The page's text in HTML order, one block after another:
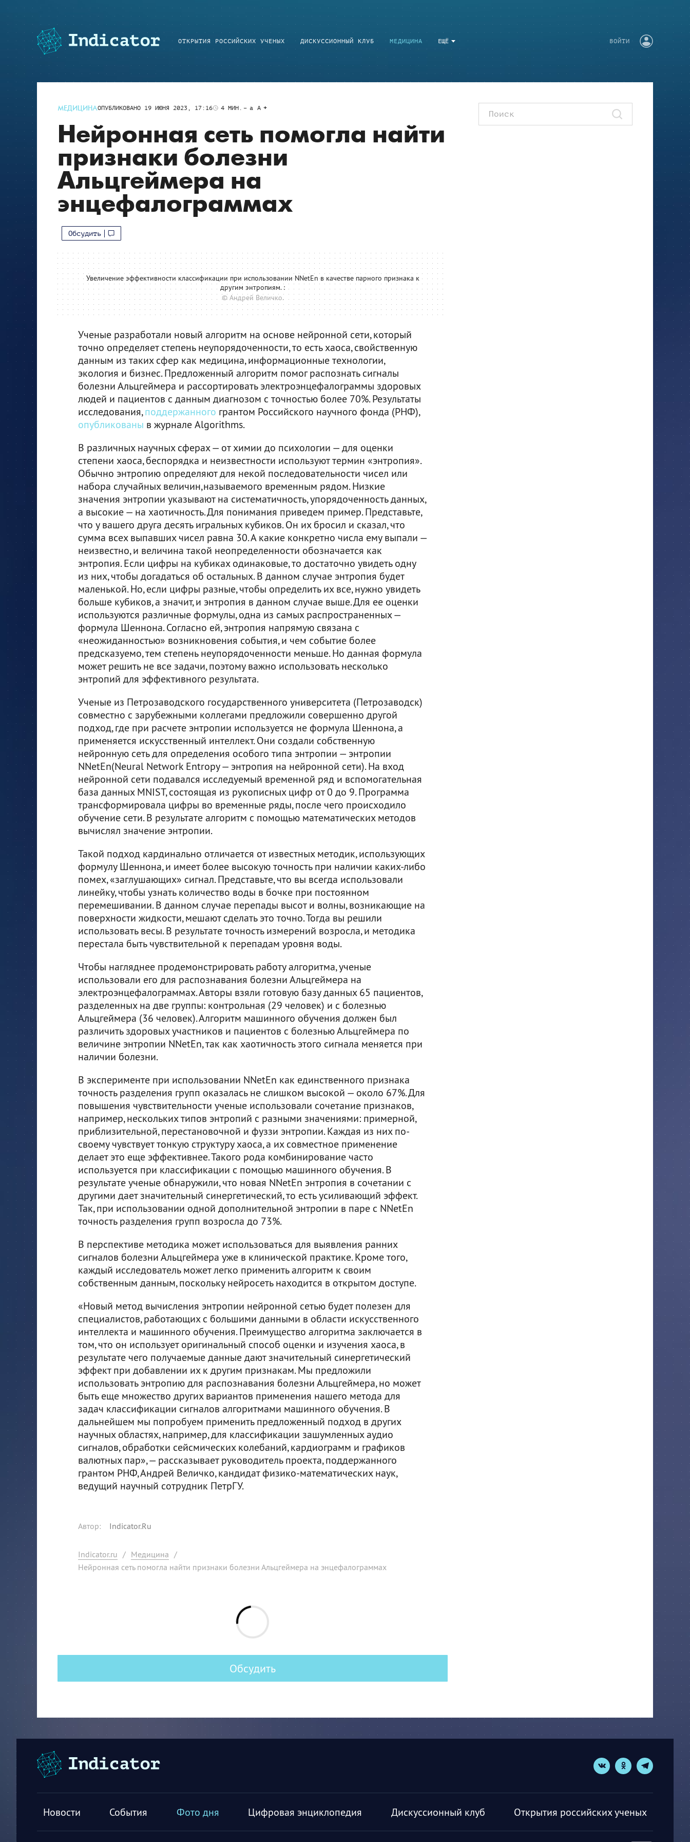
ЕЩЁ
ОТКРЫТИЯ РОССИЙСКИХ УЧЕНЫХ ДИСКУССИОННЫЙ КЛУБ МЕДИЦИНА ВОЙТИ
МЕДИЦИНАОПУБЛИКОВАНО 19 ИЮНЯ 2023, 17:16 4 МИН. a A
Нейронная сеть помогла найти
признаки болезни
Альцгеймера на
энцефалограммах
Обсудить
Увеличение эффективности классификации при использовании NNetEn в качестве парного признака к
другим энтропиям. :
© Андрей Величко.
Ученые разработали новый алгоритм на основе нейронной сети, который
точно определяет степень неупорядоченности, то есть хаоса, свойственную
данным из таких сфер как медицина, информационные технологии,
экология и бизнес. Предложенный алгоритм помог распознать сигналы
болезни Альцгеймера и рассортировать электроэнцефалограммы здоровых
людей и пациентов с данным диагнозом с точностью более 70%. Результаты
исследования,поддержанного грантом Российского научного фонда (РНФ),
опубликованы в журнале Algorithms.
В различных научных сферах — от химии до психологии — для оценки
степени хаоса, беспорядка и неизвестности используют термин «энтропия».
Обычно энтропию определяют для некой последовательности чисел или
набора случайных величин,называемого временным рядом. Низкие
значения энтропии указывают на систематичность, упорядоченность данных,
а высокие — на хаотичность. Для понимания приведем пример. Представьте,
что у вашего друга десять игральных кубиков. Он их бросил и сказал, что
сумма всех выпавших чисел равна 30. А какие конкретно числа ему выпали —
неизвестно, и величина такой неопределенности обозначается как
энтропия. Если цифры на кубиках одинаковые, то достаточно увидеть одну
из них, чтобы догадаться об остальных. В данном случае энтропия будет
маленькой. Но, если цифры разные, чтобы определить их все, нужно увидеть
больше кубиков, а значит, и энтропия в данном случае выше. Для ее оценки
используются различные формулы, одна из самых распространенных —
формула Шеннона. Согласно ей, энтропия напрямую связана с
«неожиданностью» возникновения события, и чем событие более
предсказуемо, тем степень неупорядоченности меньше. Но данная формула
может решить не все задачи, поэтому важно использовать несколько
энтропий для эффективного результата.
Ученые из Петрозаводского государственного университета (Петрозаводск)
совместно с зарубежными коллегами предложили совершенно другой
подход, где при расчете энтропии используется не формула Шеннона, а
применяется искусственный интеллект. Они создали собственную
нейронную сеть для определения особого типа энтропии — энтропии
NNetEn(Neural Network Entropy — энтропия на нейронной сети). На вход
нейронной сети подавался исследуемый временной ряд и вспомогательная
база данных MNIST, состоящая из рукописных цифр от 0 до 9. Программа
трансформировала цифры во временные ряды, после чего происходило
обучение сети. В результате алгоритм с помощью математических методов
вычислял значение энтропии.
Такой подход кардинально отличается от известных методик, использующих
формулу Шеннона, и имеет более высокую точность при наличии каких-либо
помех, «заглушающих» сигнал. Представьте, что вы всегда использовали
линейку, чтобы узнать количество воды в бочке при постоянном
перемешивании. В данном случае перепады высот и волны, возникающие на
поверхности жидкости, мешают сделать это точно. Тогда вы решили
использовать весы. В результате точность измерений возросла, и методика
перестала быть чувствительной к перепадам уровня воды.
Чтобы нагляднее продемонстрировать работу алгоритма, ученые
использовали его для распознавания болезни Альцгеймера на
электроэнцефалограммах. Авторы взяли готовую базу данных 65 пациентов,
разделенных на две группы: контрольная (29 человек) и с болезнью
Альцгеймера (36 человек). Алгоритм машинного обучения должен был
различить здоровых участников и пациентов с болезнью Альцгеймера по
величине энтропии NNetEn, так как хаотичность этого сигнала меняется при
наличии болезни.
В эксперименте при использовании NNetEn как единственного признака
точность разделения групп оказалась не слишком высокой — около 67%. Для
повышения чувствительности ученые использовали сочетание признаков,
например, нескольких типов энтропий с разными значениями: примерной,
приблизительной, перестановочной и фуззи энтропии. Каждая из них по-
своему чувствует тонкую структуру хаоса, а их совместное применение
делает это еще эффективнее. Такого рода комбинирование часто
используется при классификации с помощью машинного обучения. В
результате ученые обнаружили, что новая NNetEn энтропия в сочетании с
другими дает значительный синергетический, то есть усиливающий эффект.
Так, при использовании одной дополнительной энтропии в паре с NNetEn
точность разделения групп возросла до 73%.
В перспективе методика может использоваться для выявления ранних
сигналов болезни Альцгеймера уже в клинической практике. Кроме того,
каждый исследователь может легко применить алгоритм к своим
собственным данным, поскольку нейросеть находится в открытом доступе.
«Новый метод вычисления энтропии нейронной сетью будет полезен для
специалистов, работающих с большими данными в области искусственного
интеллекта и машинного обучения. Преимущество алгоритма заключается в
том, что он использует оригинальный способ оценки и изучения хаоса, в
результате чего получаемые данные дают значительный синергетический
эффект при добавлении их к другим признакам. Мы предложили
использовать энтропию для распознавания болезни Альцгеймера, но может
быть еще множество других вариантов применения нашего метода для
задач классификации сигналов алгоритмами машинного обучения. В
дальнейшем мы попробуем применить предложенный подход в других
научных областях, например, для классификации зашумленных аудио
сигналов, обработки сейсмических колебаний, кардиограмм и графиков
валютных пар», — рассказывает руководитель проекта, поддержанного
грантом РНФ, Андрей Величко, кандидат физико-математических наук,
ведущий научный сотрудник ПетрГУ.
Автор: Indicator.Ru
Indicator.ru / Медицина /
Нейронная сеть помогла найти признаки болезни Альцгеймера на энцефалограммах
Обсудить
Новости События Фото дня Цифровая энциклопедия Дискуссионный клуб Открытия российских ученых